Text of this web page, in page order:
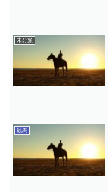
未分類
競馬